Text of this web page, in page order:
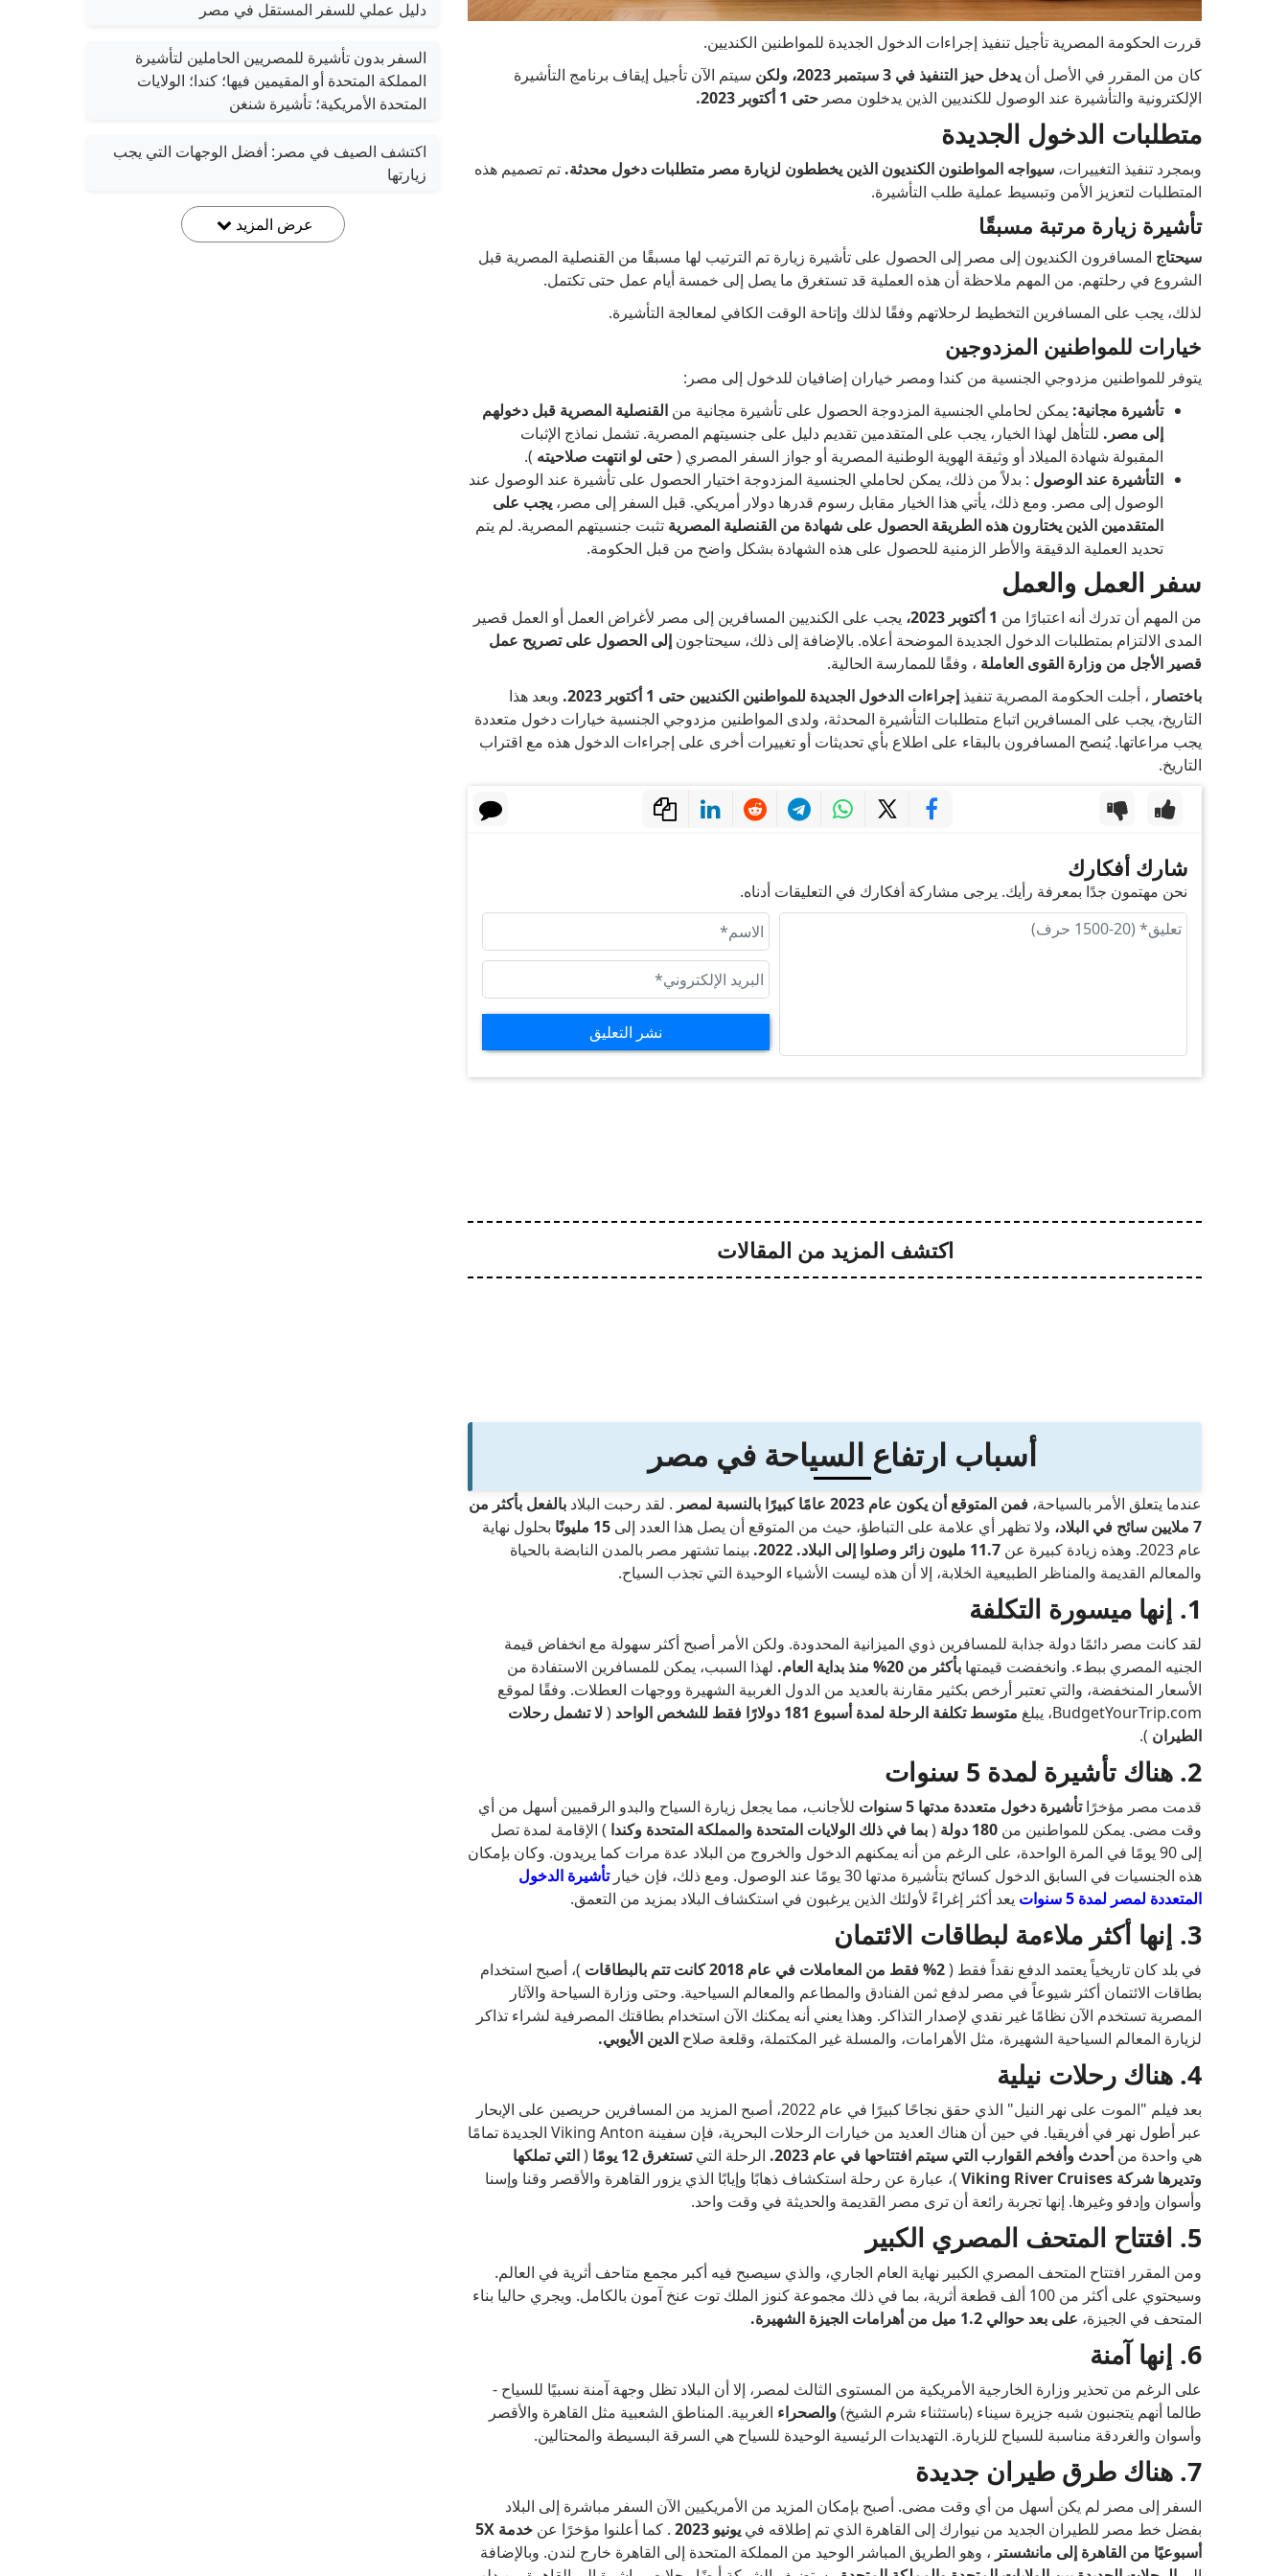
قررت الحكومة المصرية تأجيل تنفيذ إجراءات الدخول الجديدة للمواطنين الكنديين.
كان من المقرر في الأصل أن يدخل حيز التنفيذ في 3 سبتمبر 2023، ولكن
سيتم الآن تأجيل إيقاف برنامج التأشيرة
الإلكترونية والتأشيرة عند الوصول للكنديين الذين يدخلون مصر حتى 1 أكتوبر 2023.
متطلبات الدخول الجديدة
وبمجرد تنفيذ التغييرات، سيواجه المواطنون الكنديون الذين يخططون لزيارة مصر متطلبات دخول محدثة. تم تصميم هذه
المتطلبات لتعزيز الأمن وتبسيط عملية طلب التأشيرة.
تأشيرة زيارة مرتبة مسبقًا
سيحتاج المسافرون الكنديون إلى مصر إلى الحصول على تأشيرة زيارة تم الترتيب لها مسبقًا من القنصلية المصرية قبل
الشروع في رحلتهم. من المهم ملاحظة أن هذه العملية قد تستغرق ما يصل إلى خمسة أيام عمل حتى تكتمل.
لذلك، يجب على المسافرين التخطيط لرحلاتهم وفقًا لذلك وإتاحة الوقت الكافي لمعالجة التأشيرة.
خيارات للمواطنين المزدوجين
يتوفر للمواطنين مزدوجي الجنسية من كندا ومصر خياران إضافيان للدخول إلى مصر:
تأشيرة مجانية: يمكن لحاملي الجنسية المزدوجة الحصول على تأشيرة مجانية من القنصلية المصرية قبل دخولهم
إلى مصر. للتأهل لهذا الخيار، يجب على المتقدمين تقديم دليل على جنسيتهم المصرية. تشمل نماذج الإثبات
المقبولة شهادة الميلاد أو وثيقة الهوية الوطنية المصرية أو جواز السفر المصري (حتى لو انتهت صلاحيته ).
التأشيرة عند الوصول : بدلاً من ذلك، يمكن لحاملي الجنسية المزدوجة اختيار الحصول على تأشيرة عند الوصول عند
الوصول إلى مصر. ومع ذلك، يأتي هذا الخيار مقابل رسوم قدرها دولار أمريكي. قبل السفر إلى مصر، يجب على
المتقدمين الذين يختارون هذه الطريقة الحصول على شهادة من القنصلية المصرية تثبت جنسيتهم المصرية. لم يتم
تحديد العملية الدقيقة والأطر الزمنية للحصول على هذه الشهادة بشكل واضح من قبل الحكومة.
سفر العمل والعمل
من المهم أن تدرك أنه اعتبارًا من 1 أكتوبر 2023،
يجب على الكنديين المسافرين إلى مصر لأغراض العمل أو العمل قصير
المدى الالتزام بمتطلبات الدخول الجديدة الموضحة أعلاه. بالإضافة إلى ذلك، سيحتاجون إلى الحصول على تصريح عمل
قصير الأجل من وزارة القوى العاملة ، وفقًا للممارسة الحالية.
باختصار ، أجلت الحكومة المصرية تنفيذ إجراءات الدخول الجديدة للمواطنين الكنديين حتى 1 أكتوبر 2023.
وبعد هذا
التاريخ، يجب على المسافرين اتباع متطلبات التأشيرة المحدثة، ولدى المواطنين مزدوجي الجنسية خيارات دخول متعددة
يجب مراعاتها. يُنصح المسافرون بالبقاء على اطلاع بأي تحديثات أو تغييرات أخرى على إجراءات الدخول هذه مع اقتراب
التاريخ.
شارك أفكارك
نحن مهتمون جدًا بمعرفة رأيك. يرجى مشاركة أفكارك في التعليقات أدناه.
نشر التعليق
اكتشف المزيد من المقالات
أسباب ارتفاع السياحة في مصر
عندما يتعلق الأمر بالسياحة، فمن المتوقع أن يكون عام 2023 عامًا كبيرًا بالنسبة لمصر . لقد رحبت البلاد بالفعل بأكثر من
7 ملايين سائح في البلاد،
ولا تظهر أي علامة على التباطؤ، حيث من المتوقع أن يصل هذا العدد إلى 15 مليونًا
بحلول نهاية
عام 2023. وهذه زيادة كبيرة عن
11.7 مليون زائر وصلوا إلى البلاد. 2022.
بينما تشتهر مصر بالمدن النابضة بالحياة
والمعالم القديمة والمناظر الطبيعية الخلابة، إلا أن هذه ليست الأشياء الوحيدة التي تجذب السياح.
1. إنها ميسورة التكلفة
لقد كانت مصر دائمًا دولة جذابة للمسافرين ذوي الميزانية المحدودة. ولكن الأمر أصبح أكثر سهولة مع انخفاض قيمة
الجنيه المصري ببطء. وانخفضت قيمتها بأكثر من 20% منذ بداية العام.
لهذا السبب، يمكن للمسافرين الاستفادة من
الأسعار المنخفضة، والتي تعتبر أرخص بكثير مقارنة بالعديد من الدول الغربية الشهيرة ووجهات العطلات. وفقًا لموقع
BudgetYourTrip.com، يبلغ
متوسط تكلفة الرحلة لمدة أسبوع 181 دولارًا فقط للشخص الواحد (لا تشمل رحلات
الطيران ).
2. هناك تأشيرة لمدة 5 سنوات
قدمت مصر مؤخرًاتأشيرة دخول متعددة مدتها 5 سنوات
للأجانب، مما يجعل زيارة السياح والبدو الرقميين أسهل من أي
وقت مضى. يمكن للمواطنين من 180 دولة (بما في ذلك الولايات المتحدة والمملكة المتحدة وكندا ) الإقامة لمدة تصل
إلى 90 يومًا في المرة الواحدة، على الرغم من أنه يمكنهم الدخول والخروج من البلاد عدة مرات كما يريدون. وكان بإمكان
هذه الجنسيات في السابق الدخول كسائح بتأشيرة مدتها 30 يومًا عند الوصول. ومع ذلك، فإن خيار
تأشيرة الدخول
المتعددة لمصر لمدة 5 سنوات
يعد أكثر إغراءً لأولئك الذين يرغبون في استكشاف البلاد بمزيد من التعمق.
3. إنها أكثر ملاءمة لبطاقات الائتمان
في بلد كان تاريخياً يعتمد الدفع نقداً فقط (2% فقط من المعاملات في عام 2018 كانت تتم بالبطاقات
)، أصبح استخدام
بطاقات الائتمان أكثر شيوعاً في مصر لدفع ثمن الفنادق والمطاعم والمعالم السياحية. وحتى وزارة السياحة والآثار
المصرية تستخدم الآن نظامًا غير نقدي لإصدار التذاكر. وهذا يعني أنه يمكنك الآن استخدام بطاقتك المصرفية لشراء تذاكر
لزيارة المعالم السياحية الشهيرة، مثل الأهرامات، والمسلة غير المكتملة، وقلعة صلاح الدين الأيوبي.
4. هناك رحلات نيلية
بعد فيلم "الموت على نهر النيل" الذي حقق نجاحًا كبيرًا في عام 2022، أصبح المزيد من المسافرين حريصين على الإبحار
عبر أطول نهر في أفريقيا. في حين أن هناك العديد من خيارات الرحلات البحرية، فإن سفينة Viking Anton الجديدة تمامًا
هي واحدة منأحدث وأفخم القوارب التي سيتم افتتاحها في عام 2023. الرحلة التيتستغرق 12 يومًا (التي تملكها
وتديرها شركة Viking River Cruises
)، عبارة عن رحلة استكشاف ذهابًا وإيابًا الذي يزور القاهرة والأقصر وقنا وإسنا
وأسوان وإدفو وغيرها. إنها تجربة رائعة أن ترى مصر القديمة والحديثة في وقت واحد.
5. افتتاح المتحف المصري الكبير
ومن المقرر افتتاح المتحف المصري الكبير نهاية العام الجاري، والذي سيصبح فيه أكبر مجمع متاحف أثرية في العالم.
وسيحتوي على أكثر من 100 ألف قطعة أثرية، بما في ذلك مجموعة كنوز الملك توت عنخ آمون بالكامل. ويجري حاليا بناء
المتحف في الجيزة، على بعد حوالي 1.2 ميل من أهرامات الجيزة الشهيرة.
6. إنها آمنة
على الرغم من تحذير وزارة الخارجية الأمريكية من المستوى الثالث لمصر، إلا أن البلاد تظل وجهة آمنة نسبيًا للسياح -
طالما أنهم يتجنبون شبه جزيرة سيناء (باستثناء شرم الشيخ)والصحراء الغربية. المناطق الشعبية مثل القاهرة والأقصر
وأسوان والغردقة مناسبة للسياح للزيارة. التهديدات الرئيسية الوحيدة للسياح هي السرقة البسيطة والمحتالين.
7. هناك طرق طيران جديدة
السفر إلى مصر لم يكن أسهل من أي وقت مضى. أصبح بإمكان المزيد من الأمريكيين الآن السفر مباشرة إلى البلاد
بفضل خط مصر للطيران الجديد من نيوارك إلى القاهرة الذي تم إطلاقه في يونيو 2023 . كما أعلنوا مؤخرًا عن
خدمة 5X
أسبوعيًا من القاهرة إلى مانشستر ، وهو الطريق المباشر الوحيد من المملكة المتحدة إلى القاهرة خارج لندن. وبالإضافة
دليل عملي للسفر المستقل في مصر
السفر بدون تأشيرة للمصريين الحاملين لتأشيرة
المملكة المتحدة أو المقيمين فيها؛ كندا؛ الولايات
المتحدة الأمريكية؛ تأشيرة شنغن
اكتشف الصيف في مصر: أفضل الوجهات التي يجب
زيارتها
عرض المزيد